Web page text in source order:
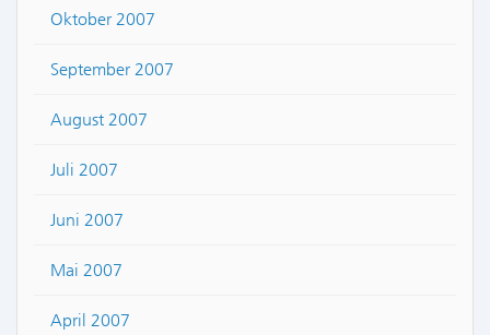
Oktober 2007
September 2007
August 2007
Juli 2007
Juni 2007
Mai 2007
April 2007